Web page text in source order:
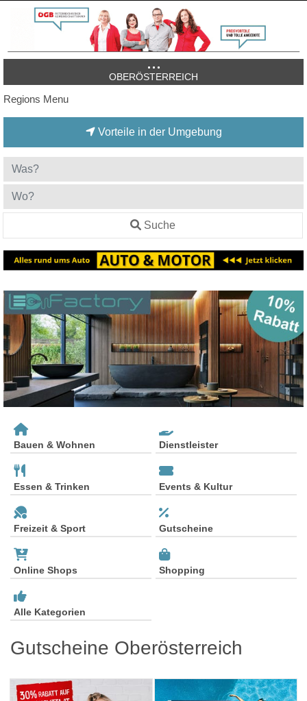
OBERÖSTERREICH
Regions Menu
Vorteile in der Umgebung
Suche
Bauen & Wohnen Dienstleister
Essen & Trinken Events & Kultur
Freizeit & Sport Gutscheine
Online Shops Shopping
Alle Kategorien
Gutscheine Oberösterreich